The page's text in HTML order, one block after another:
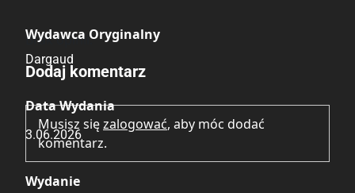
Wydawca Oryginalny
Dargaud
Data Wydania
3.06.2026
Wydanie
Brak opinii.
Dodaj komentarz
Musisz sięzalogować, aby móc dodać
komentarz.